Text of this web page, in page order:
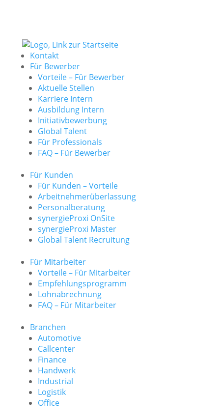
Kontakt
Für Bewerber
Vorteile – Für Bewerber
Aktuelle Stellen
Karriere Intern
Ausbildung Intern
Initiativbewerbung
Global Talent
Für Professionals
FAQ – Für Bewerber
Für Kunden
Für Kunden – Vorteile
Arbeitnehmerüberlassung
Personalberatung
synergieProxi OnSite
synergieProxi Master
Global Talent Recruitung
Für Mitarbeiter
Vorteile – Für Mitarbeiter
Empfehlungsprogramm
Lohnabrechnung
FAQ – Für Mitarbeiter
Branchen
Automotive
Callcenter
Finance
Handwerk
Industrial
Logistik
Office